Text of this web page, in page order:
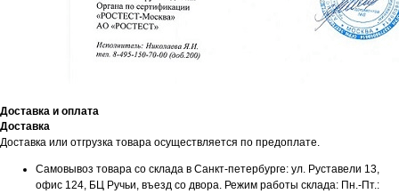
Доставка и оплата
Доставка
Доставка или отгрузка товара осуществляется по предоплате.
Самовывоз товара со склада в Санкт-петербурге: ул. Руставели 13,
офис 124, БЦ Ручьи, въезд со двора. Режим работы склада: Пн.-Пт.: